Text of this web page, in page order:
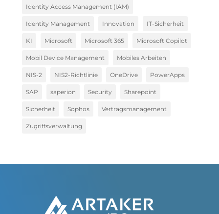
Identity Access Management (IAM)
Identity Management Innovation IT-Sicherheit
KI Microsoft Microsoft 365 Microsoft Copilot
Mobil Device Management Mobiles Arbeiten
NIS-2 NIS2-Richtlinie OneDrive PowerApps
SAP saperion Security Sharepoint
Sicherheit Sophos Vertragsmanagement
Zugriffsverwaltung